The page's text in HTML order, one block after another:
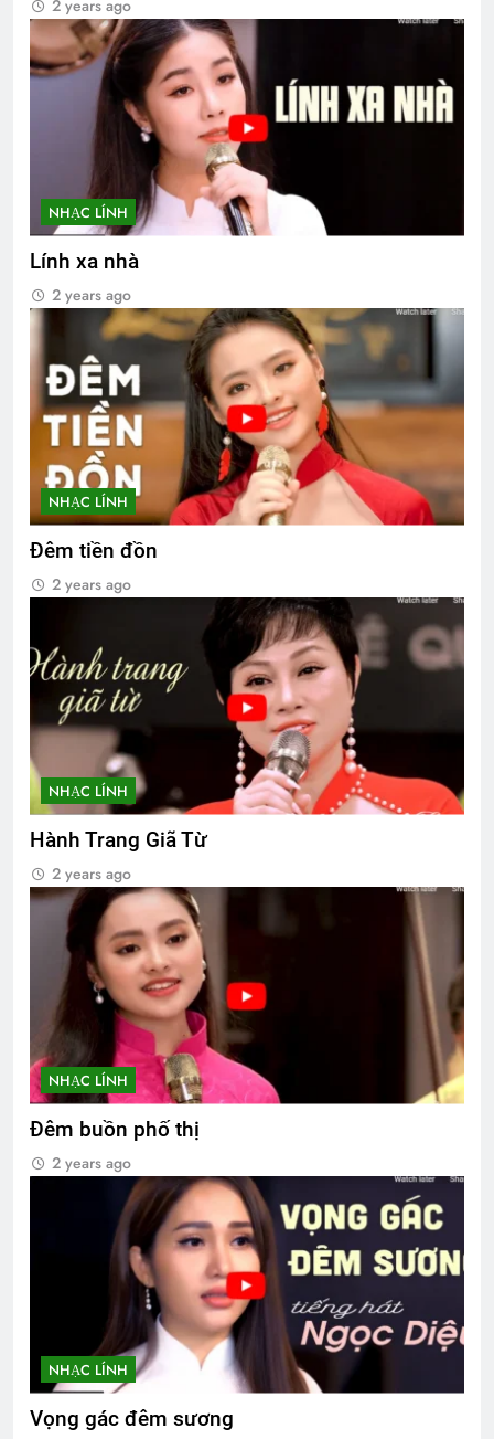
2 years ago
NHẠC LÍNH
Lính xa nhà
2 years ago
NHẠC LÍNH
Đêm tiền đồn
2 years ago
NHẠC LÍNH
Hành Trang Giã Từ
2 years ago
NHẠC LÍNH
Đêm buồn phố thị
2 years ago
NHẠC LÍNH
Vọng gác đêm sương